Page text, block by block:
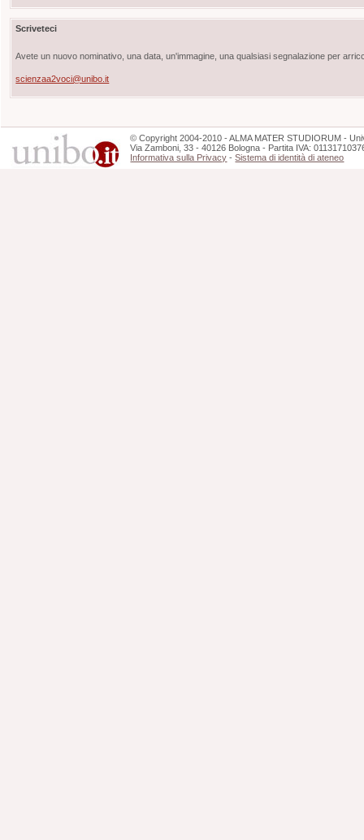
Scriveteci
Avete un nuovo nominativo, una data, un'immagine, una qualsiasi segnalazione per
scienzaa2voci@unibo.it
©Copyright 2004-2010 - ALMA MATER STUDIORUM -
Via Zamboni, 33 - 40126 Bologna - Partita IVA:
Informativa sulla Privacy -Sistema di identità di ateneo